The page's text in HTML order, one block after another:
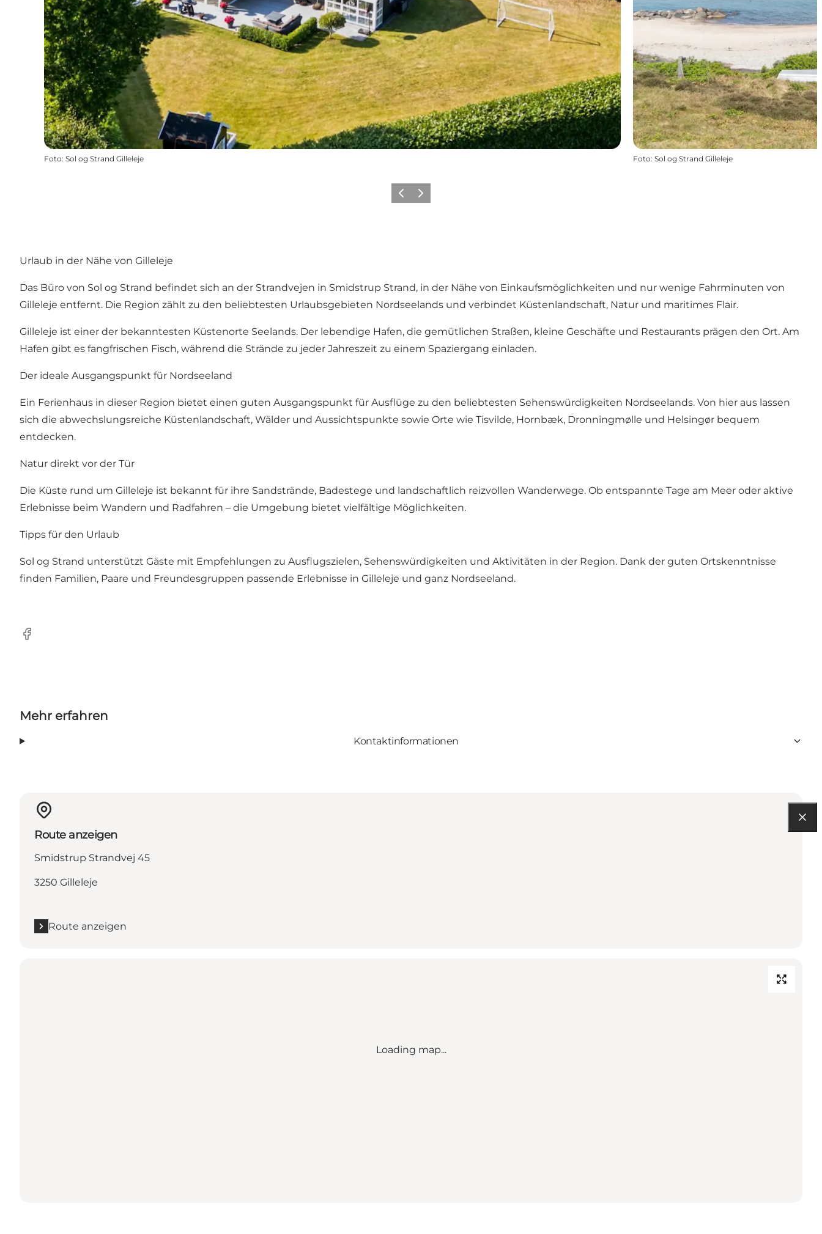
Foto: Sol og Strand Gilleleje Foto: Sol og Strand Gilleleje
ZurückWeiter
Urlaub in der Nähe von Gilleleje
Das Büro von Sol og Strand befindet sich an der Strandvejen in Smidstrup Strand, in der Nähe von Einkaufsmöglichkeiten und nur wenige Fahrminuten von
Gilleleje entfernt. Die Region zählt zu den beliebtesten Urlaubsgebieten Nordseelands und verbindet Küstenlandschaft, Natur und maritimes Flair.
Gilleleje ist einer der bekanntesten Küstenorte Seelands. Der lebendige Hafen, die gemütlichen Straßen, kleine Geschäfte und Restaurants prägen den Ort. Am
Hafen gibt es fangfrischen Fisch, während die Strände zu jeder Jahreszeit zu einem Spaziergang einladen.
Der ideale Ausgangspunkt für Nordseeland
Ein Ferienhaus in dieser Region bietet einen guten Ausgangspunkt für Ausflüge zu den beliebtesten Sehenswürdigkeiten Nordseelands. Von hier aus lassen
sich die abwechslungsreiche Küstenlandschaft, Wälder und Aussichtspunkte sowie Orte wie Tisvilde, Hornbæk, Dronningmølle und Helsingør bequem
entdecken.
Natur direkt vor der Tür
Die Küste rund um Gilleleje ist bekannt für ihre Sandstrände, Badestege und landschaftlich reizvollen Wanderwege. Ob entspannte Tage am Meer oder aktive
Erlebnisse beim Wandern und Radfahren – die Umgebung bietet vielfältige Möglichkeiten.
Tipps für den Urlaub
Sol og Strand unterstützt Gäste mit Empfehlungen zu Ausflugszielen, Sehenswürdigkeiten und Aktivitäten in der Region. Dank der guten Ortskenntnisse
finden Familien, Paare und Freundesgruppen passende Erlebnisse in Gilleleje und ganz Nordseeland.
Facebook
Mehr erfahren
Kontaktinformationen
Route anzeigen
Smidstrup Strandvej 45
3250 Gilleleje
Route anzeigen
Loading map...